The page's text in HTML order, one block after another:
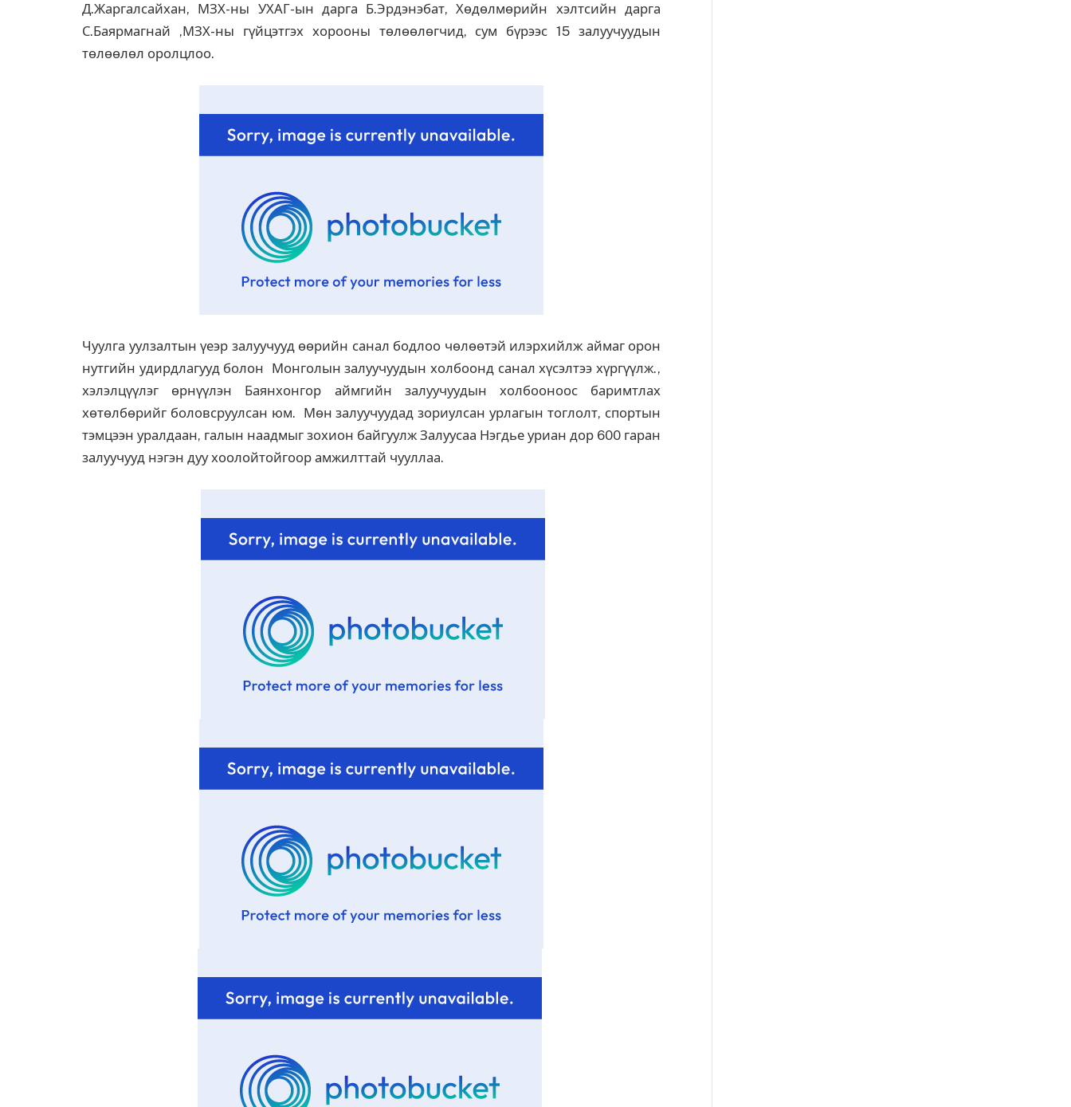
Д.Жаргалсайхан, МЗХ-ны УХАГ-ын дарга Б.Эрдэнэбат, Хөдөлмөрийн хэлтсийн дарга
С.Баярмагнай ,МЗХ-ны гүйцэтгэх хорооны төлөөлөгчид, сум бүрээс 15 залуучуудын
төлөөлөл оролцлоо.
Чуулга уулзалтын үеэр залуучууд өөрийн санал бодлоо чөлөөтэй илэрхийлж аймаг орон
нутгийн удирдлагууд болон Монголын залуучуудын холбоонд санал хүсэлтээ хүргүүлж.,
хэлэлцүүлэг өрнүүлэн Баянхонгор аймгийн залуучуудын холбооноос баримтлах
хөтөлбөрийг боловсруулсан юм. Мөн залуучуудад зориулсан урлагын тоглолт, спортын
тэмцээн уралдаан, галын наадмыг зохион байгуулж Залуусаа Нэгдье уриан дор 600 гаран
залуучууд нэгэн дуу хоолойтойгоор амжилттай чууллаа.